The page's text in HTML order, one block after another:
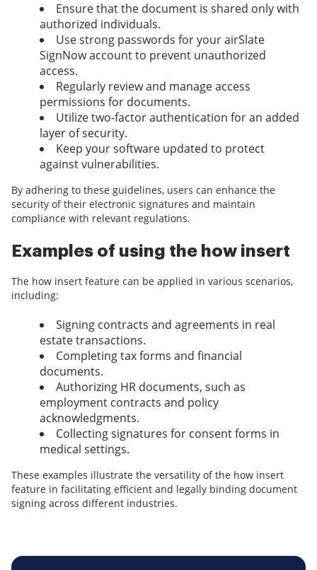
Ensure that the document is shared only with
authorized individuals.
Use strong passwords for your airSlate
SignNow account to prevent unauthorized
access.
Regularly review and manage access
permissions for documents.
Utilize two-factor authentication for an added
layer of security.
Keep your software updated to protect
against vulnerabilities.
By adhering to these guidelines, users can enhance the
security of their electronic signatures and maintain
compliance with relevant regulations.
Examples of using the how insert
The how insert feature can be applied in various scenarios,
including:
Signing contracts and agreements in real
estate transactions.
Completing tax forms and financial
documents.
Authorizing HR documents, such as
employment contracts and policy
acknowledgments.
Collecting signatures for consent forms in
medical settings.
These examples illustrate the versatility of the how insert
feature in facilitating efficient and legally binding document
signing across different industries.